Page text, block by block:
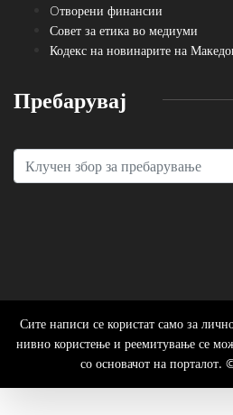
Oтворени финансии
Совет за етика во медиуми
Кодекс на новинарите на
Пребарувај
Сите написи се користат само за
нивно користење и реемитување се
со основачот на